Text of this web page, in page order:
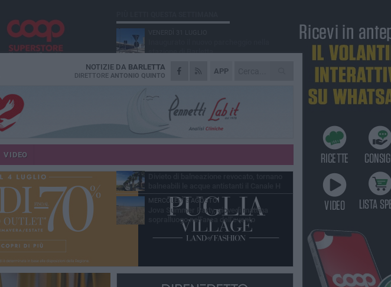
APP
NOTIZIE DA BARLETTA
DIRETTORE ANTONIO QUINTO
VIDEO
stazione di Barletta
MERCOLEDÌ 5 AGOSTO
Barletta piange Gioacchino Dagnello:
GIOVEDÌ 30 LUGLIO
Rapina all'Ipercoop di Barletta: nel mirino la
gioielleria, banditi in fuga
DOMENICA 2 AGOSTO
Beni confiscati alla mafia. Nasce il servizio
VENERDÌ 31 LUGLIO
MERCOLEDÌ 5 AGOSTO
Jova Summer Party, giovedì mattina
sopralluogo nell'area dell'evento